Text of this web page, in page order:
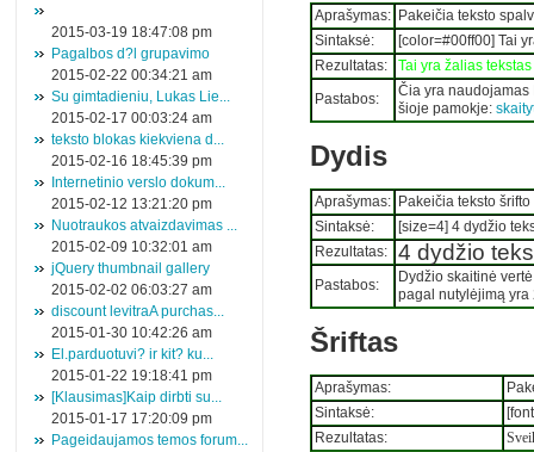
2015-03-19 18:47:08 pm
Pagalbos d?l grupavimo
2015-02-22 00:34:21 am
Su gimtadieniu, Lukas Lie...
2015-02-17 00:03:24 am
teksto blokas kiekviena d...
2015-02-16 18:45:39 pm
Internetinio verslo dokum...
2015-02-12 13:21:20 pm
Nuotraukos atvaizdavimas ...
2015-02-09 10:32:01 am
jQuery thumbnail gallery
2015-02-02 06:03:27 am
discount levitraA purchas...
2015-01-30 10:42:26 am
El.parduotuvi? ir kit? ku...
2015-01-22 19:18:41 pm
[Klausimas]Kaip dirbti su...
2015-01-17 17:20:09 pm
Pageidaujamos temos forum...
Aprašymas: Pakeičia teksto
Sintaksė:
[color=#00ff00] Tai
Rezultatas:
Tai yra žalias tekstas
Pastabos:
Čia yra naudojamas
šioje pamokje:
Dydis
Aprašymas: Pakeičia teksto
Sintaksė:
[size=4] 4 dydžio
Rezultatas:
4 dydžio
Pastabos:
Dydžio skaitinė
pagal nutylėjimą yra
Šriftas
Aprašymas:
Sintaksė:
Rezultatas: